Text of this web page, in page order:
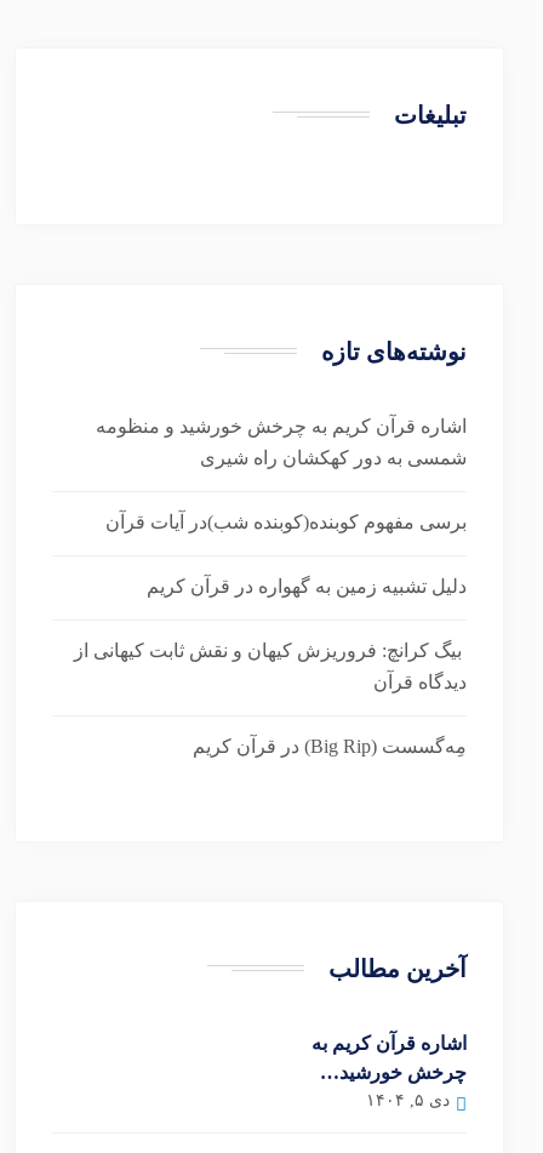
تبلیغات
نوشته‌های تازه
اشاره قرآن کریم به چرخش خورشید و منظومه
شمسی به دور کهکشان راه شیری
برسی مفهوم کوبنده(کوبنده شب)در آیات قرآن
دلیل تشبیه زمین به گهواره در قرآن کریم
بیگ کرانچ: فروریزش کیهان و نقش ثابت کیهانی از
دیدگاه قرآن
مِه‌گسست (Big Rip) در قرآن کریم
آخرین مطالب
اشاره قرآن کریم به
چرخش خورشید…
دی ۵, ۱۴۰۴